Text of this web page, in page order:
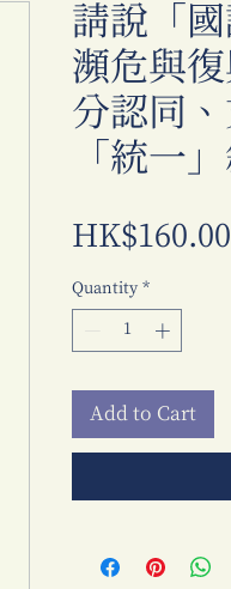
請說「
瀕危與
分認同
「統一
HK$160.00
Quantity *
Add to Cart